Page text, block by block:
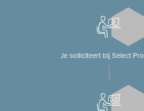
Je solliciteert bij Select